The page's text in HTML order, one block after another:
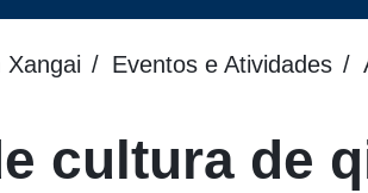
Xangai Eventos e Atividades
cultura de